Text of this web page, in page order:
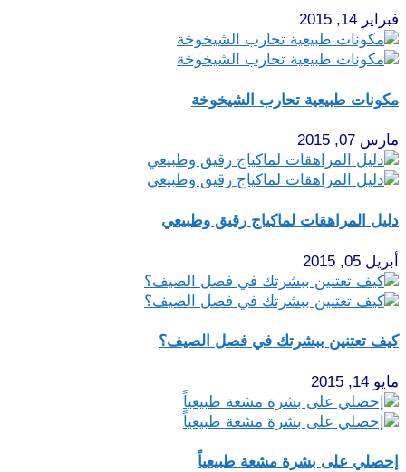
فبراير 14, 2015
مكونات طبيعية تحارب الشيخوخة
مارس 07, 2015
دليل المراهقات لماكياج رقيق وطبيعي
أبريل 05, 2015
كيف تعتنين ببشرتك في فصل الصيف؟
مايو 14, 2015
إحصلي على بشرة مشعة طبيعياً